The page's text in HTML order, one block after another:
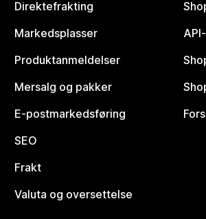
Direktefrakting
Markedsplasser
Produktanmeldelser
Mersalg og pakker
E-postmarkedsføring
SEO
Frakt
Valuta og oversettelse